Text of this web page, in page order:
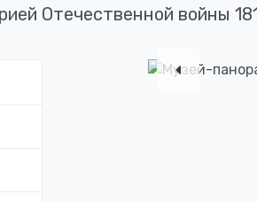
Отечественной войны